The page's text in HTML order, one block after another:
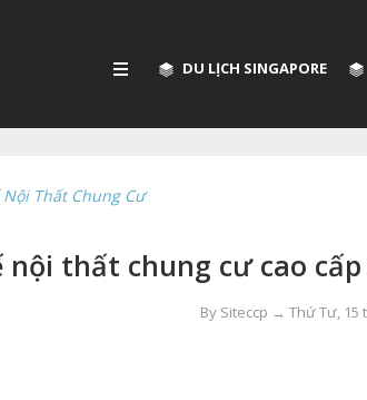
DU LỊCH SINGAPORE
Nội Thất Chung Cư
nội thất chung cư cao
By Siteccp → Thứ Tư, 15